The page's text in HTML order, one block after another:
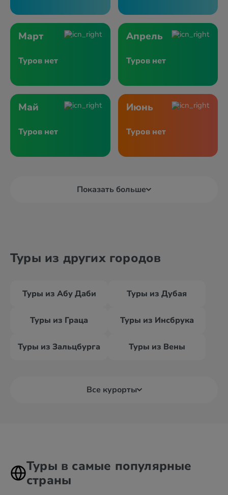
Март
Туров нет
Апрель
Туров нет
Май
Туров нет
Июнь
Туров нет
Показать больше
Туры из других городов
Туры из Абу Даби Туры из Дубая
Туры из Граца Туры из Инсбрука
Туры из Зальцбурга Туры из Вены
Все курорты
Туры в самые популярные
страны